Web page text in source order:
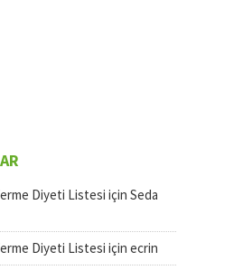
Diyeti Listesi için Seda
Diyeti Listesi için ecrin